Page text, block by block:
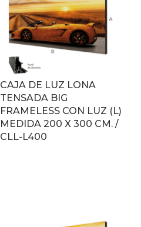
CAJA DE LUZ LONA
TENSADA BIG
FRAMELESS CON LUZ (L)
MEDIDA 200 X 300 CM. /
CLL-L400